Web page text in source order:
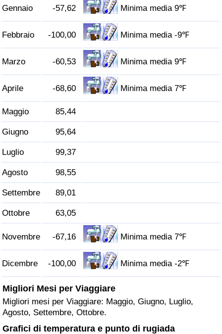
Gennaio -57,62 Minima media 9℉
Febbraio -100,00 Minima media -9℉
Marzo -60,53 Minima media 9℉
Aprile -68,60 Minima media 7℉
Maggio 85,44
Giugno 95,64
Luglio 99,37
Agosto 98,55
Settembre 89,01
Ottobre 63,05
Novembre -67,16 Minima media 7℉
Dicembre -100,00 Minima media -2℉
Migliori Mesi per Viaggiare
Migliori mesi per Viaggiare: Maggio, Giugno, Luglio,
Agosto, Settembre, Ottobre.
Grafici di temperatura e punto di rugiada
Nazione
Inquinamento
Indice dell’Inquinamento (Corrente)
Indice di inquinamento
Indice dell’Inquinamento per Nazione
Traffico
Indice del Traffico
Indice del traffico per Nazione